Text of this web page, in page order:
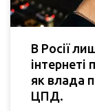
В Росії
як влада
ЦПД.